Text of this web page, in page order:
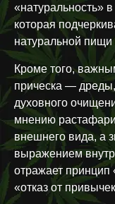
«натуральность»
которая
натуральной пищи
Кроме того,
прическа —
духовного
мнению
внешнего вида, а
выражением
отражает принцип
«отказ от